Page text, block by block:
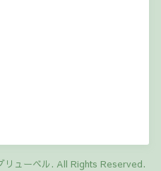
リューベル. All Rights Reserved.